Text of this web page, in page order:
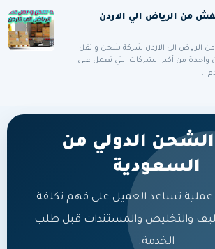
من الرياض الي الاردن
الي الاردن شركة شحن و نقل
واحدة من أكبر الشركات التي تعمل على
الشحن الدولي من
السعودية
عملية تساعد العميل على فهم تكلفة
والتخليص والمستندات قبل طلب
الخدمة.